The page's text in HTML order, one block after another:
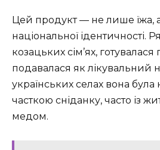
Цей продукт — не лише їжа,
національної ідентичності.
козацьких сім’ях, готувалася
подавалася як лікувальний
українських селах вона була
часткою сніданку, часто із
медом.